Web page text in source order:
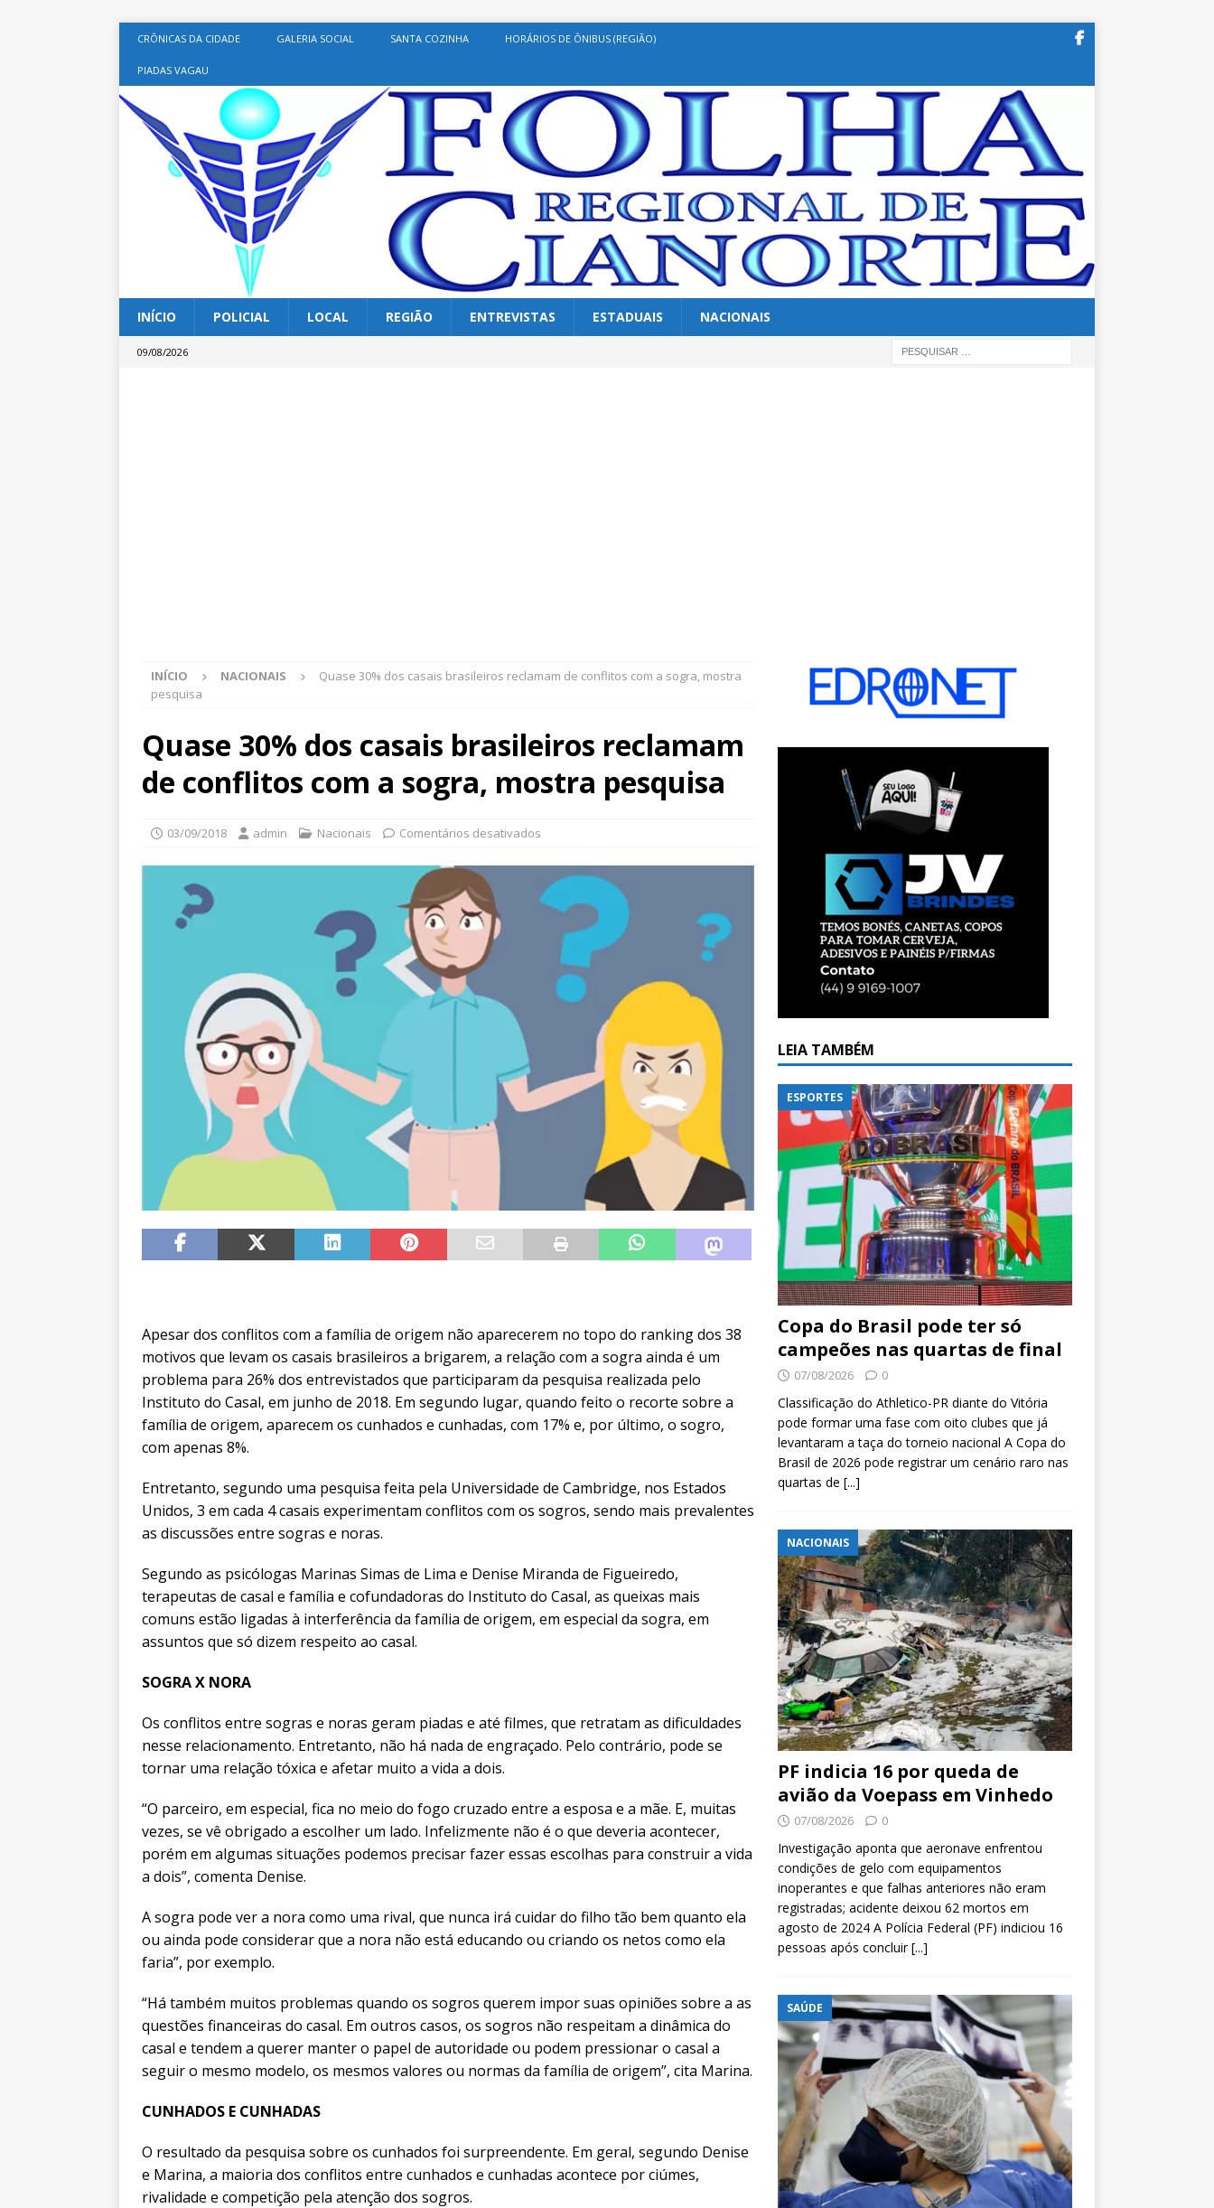
CRÔNICAS DA CIDADE GALERIA SOCIAL SANTA COZINHA HORÁRIOS DE ÔNIBUS (REGIÃO)
PIADAS VAGAU
INÍCIO POLICIAL LOCAL REGIÃO ENTREVISTAS ESTADUAIS NACIONAIS
09/08/2026
INÍCIO NACIONAIS
Quase 30% dos casais brasileiros reclamam de conflitos com a sogra, mostra
pesquisa
Quase 30% dos casais brasileiros reclamam
de conflitos com a sogra, mostra pesquisa
03/09/2018 admin Nacionais Comentários desativados
Apesar dos conflitos com a família de origem não aparecerem no topo do ranking dos 38
motivos que levam os casais brasileiros a brigarem, a relação com a sogra ainda é um
problema para 26% dos entrevistados que participaram da pesquisa realizada pelo
Instituto do Casal, em junho de 2018. Em segundo lugar, quando feito o recorte sobre a
família de origem, aparecem os cunhados e cunhadas, com 17% e, por último, o sogro,
com apenas 8%.
Entretanto, segundo uma pesquisa feita pela Universidade de Cambridge, nos Estados
Unidos, 3 em cada 4 casais experimentam conflitos com os sogros, sendo mais prevalentes
as discussões entre sogras e noras.
Segundo as psicólogas Marinas Simas de Lima e Denise Miranda de Figueiredo,
terapeutas de casal e família e cofundadoras do Instituto do Casal, as queixas mais
comuns estão ligadas à interferência da família de origem, em especial da sogra, em
assuntos que só dizem respeito ao casal.
SOGRA X NORA
Os conflitos entre sogras e noras geram piadas e até filmes, que retratam as dificuldades
nesse relacionamento. Entretanto, não há nada de engraçado. Pelo contrário, pode se
tornar uma relação tóxica e afetar muito a vida a dois.
“O parceiro, em especial, fica no meio do fogo cruzado entre a esposa e a mãe. E, muitas
vezes, se vê obrigado a escolher um lado. Infelizmente não é o que deveria acontecer,
porém em algumas situações podemos precisar fazer essas escolhas para construir a vida
a dois”, comenta Denise.
A sogra pode ver a nora como uma rival, que nunca irá cuidar do filho tão bem quanto ela
ou ainda pode considerar que a nora não está educando ou criando os netos como ela
faria”, por exemplo.
“Há também muitos problemas quando os sogros querem impor suas opiniões sobre a as
questões financeiras do casal. Em outros casos, os sogros não respeitam a dinâmica do
casal e tendem a querer manter o papel de autoridade ou podem pressionar o casal a
seguir o mesmo modelo, os mesmos valores ou normas da família de origem”, cita Marina.
CUNHADOS E CUNHADAS
O resultado da pesquisa sobre os cunhados foi surpreendente. Em geral, segundo Denise
e Marina, a maioria dos conflitos entre cunhados e cunhadas acontece por ciúmes,
rivalidade e competição pela atenção dos sogros.
LEIA TAMBÉM
ESPORTES
Copa do Brasil pode ter só
campeões nas quartas de final
07/08/2026 0
Classificação do Athletico-PR diante do Vitória
pode formar uma fase com oito clubes que já
levantaram a taça do torneio nacional A Copa do
Brasil de 2026 pode registrar um cenário raro nas
quartas de [...]
NACIONAIS
PF indicia 16 por queda de
avião da Voepass em Vinhedo
07/08/2026 0
Investigação aponta que aeronave enfrentou
condições de gelo com equipamentos
inoperantes e que falhas anteriores não eram
registradas; acidente deixou 62 mortos em
agosto de 2024 A Polícia Federal (PF) indiciou 16
pessoas após concluir[...]
SAÚDE